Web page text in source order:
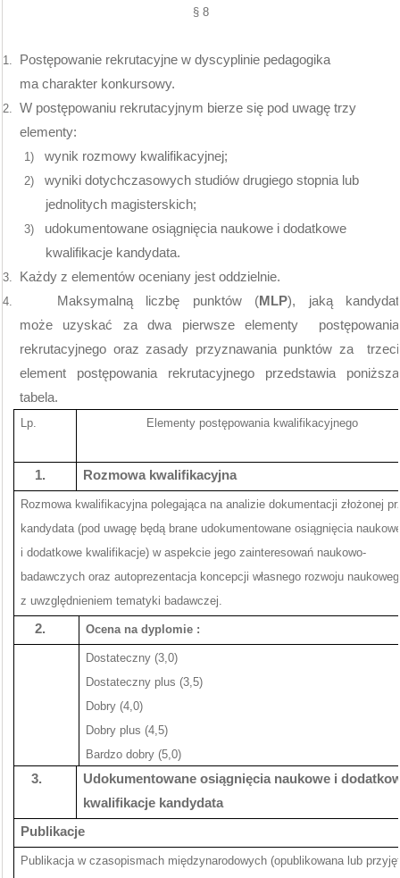
§ 8
1.
Postępowanie rekrutacyjne w dyscyplinie pedagogika
ma charakter konkursowy.
2. W postępowaniu rekrutacyjnym bierze się pod uwagę trzy
elementy:
1) wynik rozmowy kwalifikacyjnej;
2)
wyniki dotychczasowych studiów drugiego stopnia lub
jednolitych magisterskich;
3)
udokumentowane osiągnięcia naukowe i dodatkowe
kwalifikacje kandydata.
3. Każdy z elementów oceniany jest oddzielnie.
4. Maksymalną liczbę punktów (MLP), jaką kandydat
może uzyskać za dwa pierwsze elementy
postępowania
rekrutacyjnego oraz zasady przyznawania punktów za
trzeci
element postępowania rekrutacyjnego przedstawia poniższa
tabela.
Lp. Elementy postępowania kwalifikacyjnego
1. Rozmowa kwalifikacyjna
Rozmowa kwalifikacyjna polegająca na analizie dokumentacji złożonej
kandydata (pod uwagę będą brane udokumentowane osiągnięcia
i dodatkowe kwalifikacje) w aspekcie jego zainteresowań naukowo-
badawczych oraz autoprezentacja koncepcji własnego rozwoju
z uwzględnieniem tematyki badawczej.
2. Ocena na dyplomie :
Dostateczny (3,0)
Dostateczny plus (3,5)
Dobry (4,0)
Dobry plus (4,5)
Bardzo dobry (5,0)
3.
Udokumentowane osiągnięcia naukowe i
kwalifikacje kandydata
Publikacje
Publikacja w czasopismach międzynarodowych (opublikowana lub